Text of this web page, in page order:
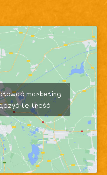
marketing
tę treść